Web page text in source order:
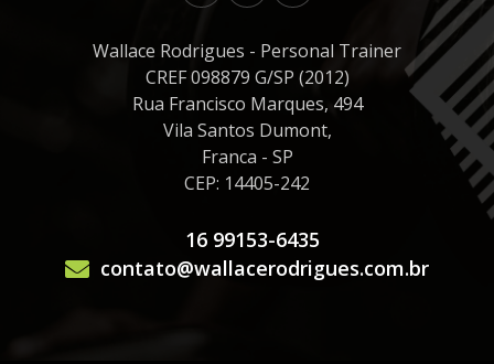
Wallace Rodrigues - Personal Trainer
CREF 098879 G/SP (2012)
Rua Francisco Marques, 494
Vila Santos Dumont,
Franca - SP
CEP: 14405-242
16 99153-6435
contato@wallacerodrigues.com.br